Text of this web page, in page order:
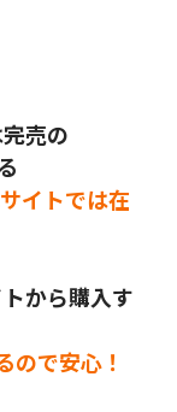
売の
イトでは在
から購入す
ので安心！